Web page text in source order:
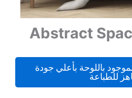
Abstract
باللوحة بأعلي جودة
للطباعة